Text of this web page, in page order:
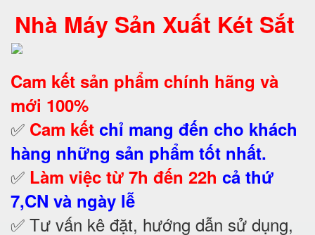
Nhà Máy Sản Xuất Két Sắt
Cam kết sản phẩm chính hãng và
mới 100%
✅ Cam kết chỉ mang đến cho khách
hàng những sản phẩm tốt nhất.
✅ Làm việc từ 7h đến 22h cả thứ
7,CN và ngày lễ
✅ Tư vấn kê đặt, hướng dẫn sử dụng,